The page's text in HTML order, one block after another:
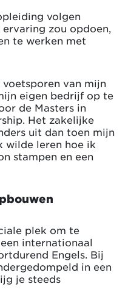
volgen
zou opdoen,
te werken met
van mijn
eigen bedrijf op te
de Masters in
Het zakelijke
uit dan toen mijn
wilde leren hoe ik
stampen en een
plek om te
internationaal
Engels. Bij
in een
je steeds